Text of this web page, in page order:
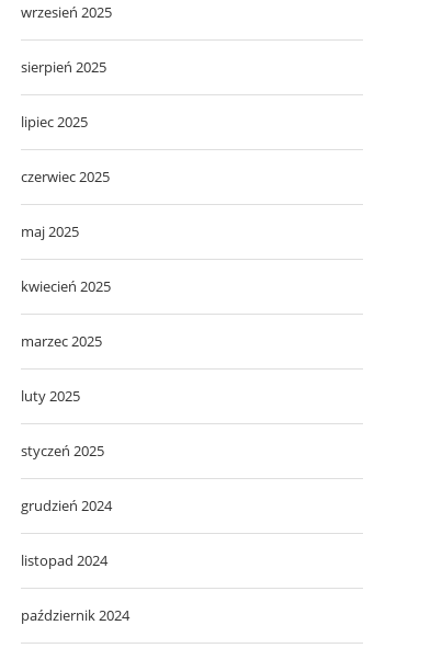
wrzesień 2025
sierpień 2025
lipiec 2025
czerwiec 2025
maj 2025
kwiecień 2025
marzec 2025
luty 2025
styczeń 2025
grudzień 2024
listopad 2024
październik 2024